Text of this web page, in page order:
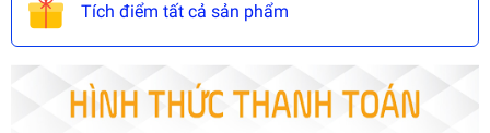
Tích điểm tất cả sản phẩm